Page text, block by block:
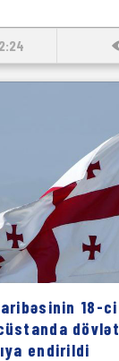
18-ci
dövlət
endirildi